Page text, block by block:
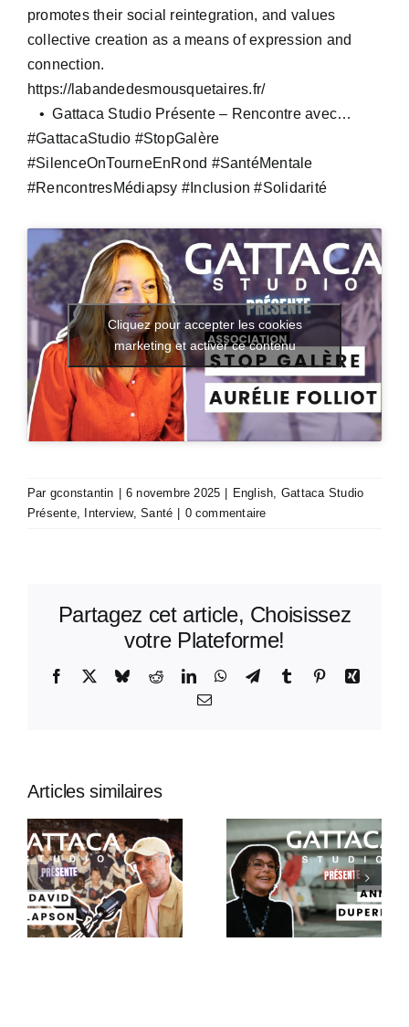
promotes their social reintegration, and values
collective creation as a means of expression and
connection.
https://labandedesmousquetaires.fr/
• Gattaca Studio Présente – Rencontre avec…
#GattacaStudio #StopGalère
#SilenceOnTourneEnRond #SantéMentale
#RencontresMédiapsy #Inclusion #Solidarité
Cliquez pour accepter les cookies
marketing et activer ce contenu
Par gconstantin 6 novembre 2025 English, Gattaca Studio
Présente, Interview,Santé 0 commentaire
Partagez cet article, Choisissez
votre Plateforme!
Facebook BlueskyRedditLinkedInWhatsApp
TelegramTumblr PinterestXing
Email
Articles similaires
Gattaca
Studio
Présente –
Anny
Gattaca
Studio
Présente :
Thibault